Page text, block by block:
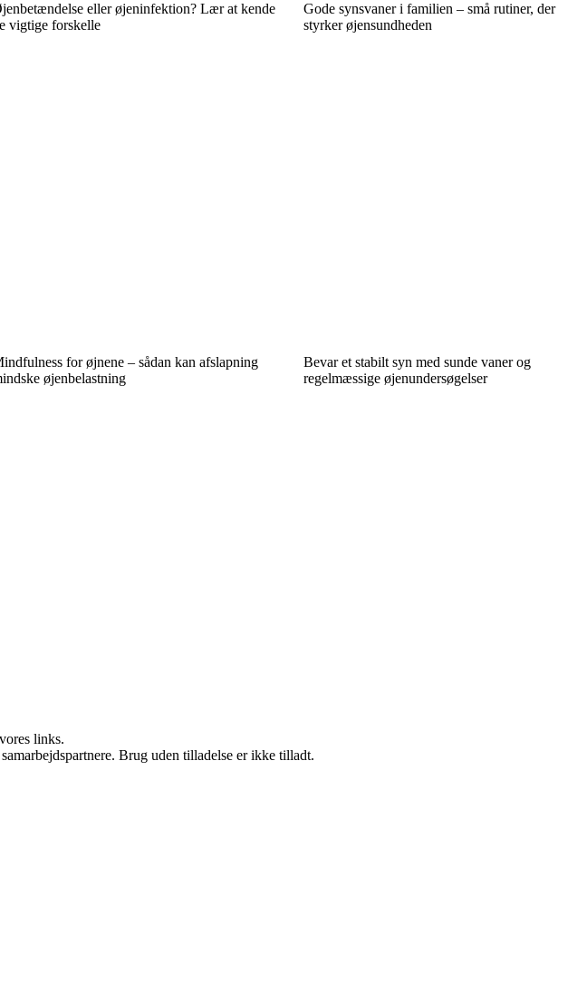
eller øjeninfektion? Lær at kende
vigtige forskelle
Gode synsvaner i familien – små rutiner, der
styrker øjensundheden
for øjnene – sådan kan afslapning
øjenbelastning
Bevar et stabilt syn med sunde vaner og
regelmæssige øjenundersøgelser
links.
Brug uden tilladelse er ikke tilladt.